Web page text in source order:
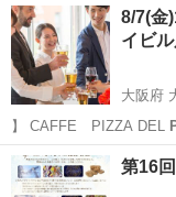
東京 杉並区 新
8/7(金
イビ
大阪府
】 CAFFE PIZZA DEL
大阪 大阪市 大
第16